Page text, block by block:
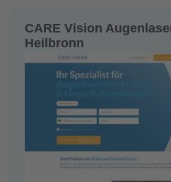
CARE Vision
Heilbronn